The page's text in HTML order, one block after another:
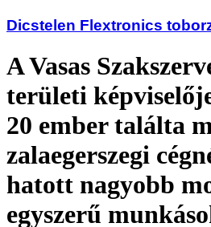
Dicstelen Flextronics
A Vasas
területi
20 ember találta
zalaegerszegi
hatott nagyobb
egyszerű